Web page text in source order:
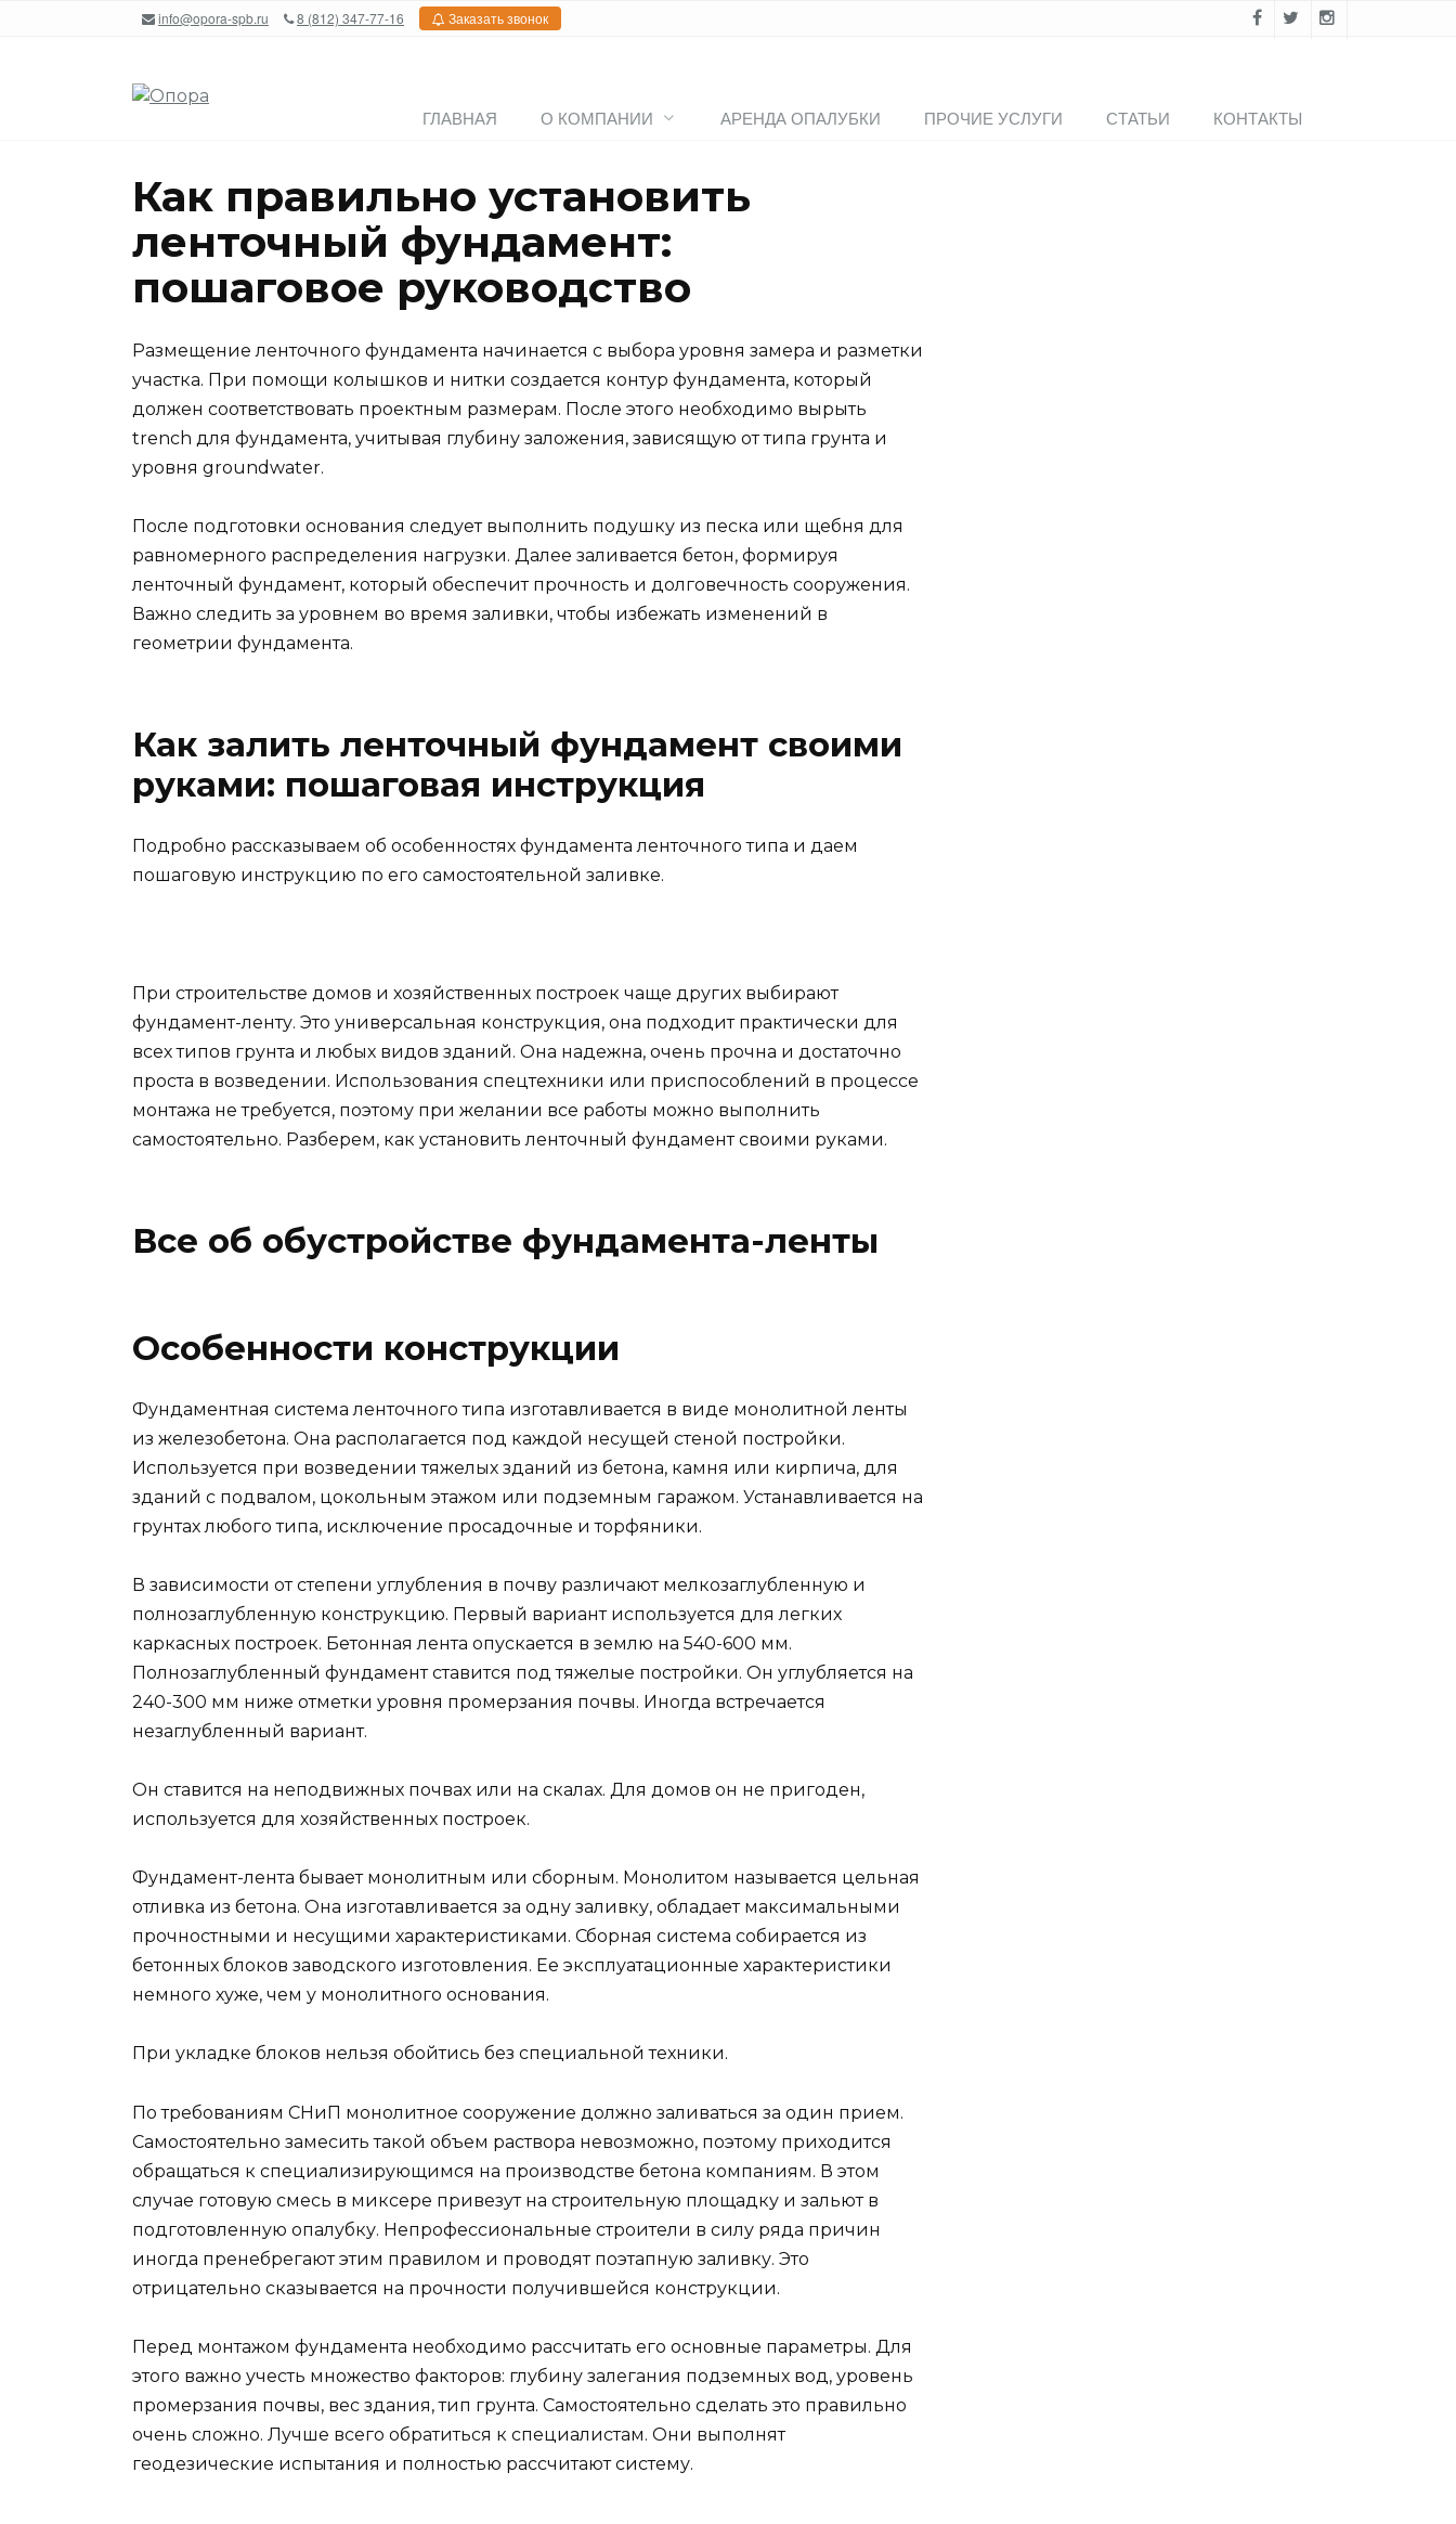
info@opora-spb.ru 8 (812) 347-77-16 Заказать звонок
ГЛАВНАЯ О КОМПАНИИ АРЕНДА ОПАЛУБКИ ПРОЧИЕ УСЛУГИ СТАТЬИ КОНТАКТЫ
Как правильно установить
ленточный фундамент:
пошаговое руководство
Размещение ленточного фундамента начинается с выбора уровня замера и разметки
участка. При помощи колышков и нитки создается контур фундамента, который
должен соответствовать проектным размерам. После этого необходимо вырыть
trench для фундамента, учитывая глубину заложения, зависящую от типа грунта и
уровня groundwater.
После подготовки основания следует выполнить подушку из песка или щебня для
равномерного распределения нагрузки. Далее заливается бетон, формируя
ленточный фундамент, который обеспечит прочность и долговечность сооружения.
Важно следить за уровнем во время заливки, чтобы избежать изменений в
геометрии фундамента.
Как залить ленточный фундамент своими
руками: пошаговая инструкция
Подробно рассказываем об особенностях фундамента ленточного типа и даем
пошаговую инструкцию по его самостоятельной заливке.
При строительстве домов и хозяйственных построек чаще других выбирают
фундамент-ленту. Это универсальная конструкция, она подходит практически для
всех типов грунта и любых видов зданий. Она надежна, очень прочна и достаточно
проста в возведении. Использования спецтехники или приспособлений в процессе
монтажа не требуется, поэтому при желании все работы можно выполнить
самостоятельно. Разберем, как установить ленточный фундамент своими руками.
Все об обустройстве фундамента-ленты
Особенности конструкции
Фундаментная система ленточного типа изготавливается в виде монолитной ленты
из железобетона. Она располагается под каждой несущей стеной постройки.
Используется при возведении тяжелых зданий из бетона, камня или кирпича, для
зданий с подвалом, цокольным этажом или подземным гаражом. Устанавливается на
грунтах любого типа, исключение просадочные и торфяники.
В зависимости от степени углубления в почву различают мелкозаглубленную и
полнозаглубленную конструкцию. Первый вариант используется для легких
каркасных построек. Бетонная лента опускается в землю на 540-600 мм.
Полнозаглубленный фундамент ставится под тяжелые постройки. Он углубляется на
240-300 мм ниже отметки уровня промерзания почвы. Иногда встречается
незаглубленный вариант.
Он ставится на неподвижных почвах или на скалах. Для домов он не пригоден,
используется для хозяйственных построек.
Фундамент-лента бывает монолитным или сборным. Монолитом называется цельная
отливка из бетона. Она изготавливается за одну заливку, обладает максимальными
прочностными и несущими характеристиками. Сборная система собирается из
бетонных блоков заводского изготовления. Ее эксплуатационные характеристики
немного хуже, чем у монолитного основания.
При укладке блоков нельзя обойтись без специальной техники.
По требованиям СНиП монолитное сооружение должно заливаться за один прием.
Самостоятельно замесить такой объем раствора невозможно, поэтому приходится
обращаться к специализирующимся на производстве бетона компаниям. В этом
случае готовую смесь в миксере привезут на строительную площадку и зальют в
подготовленную опалубку. Непрофессиональные строители в силу ряда причин
иногда пренебрегают этим правилом и проводят поэтапную заливку. Это
отрицательно сказывается на прочности получившейся конструкции.
Перед монтажом фундамента необходимо рассчитать его основные параметры. Для
этого важно учесть множество факторов: глубину залегания подземных вод, уровень
промерзания почвы, вес здания, тип грунта. Самостоятельно сделать это правильно
очень сложно. Лучше всего обратиться к специалистам. Они выполнят
геодезические испытания и полностью рассчитают систему.